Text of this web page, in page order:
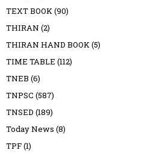
TEXT BOOK(90)
THIRAN (2)
THIRAN HAND BOOK(5)
TIME TABLE (112)
TNEB (6)
TNPSC (587)
TNSED (189)
Today News (8)
TPF(1)